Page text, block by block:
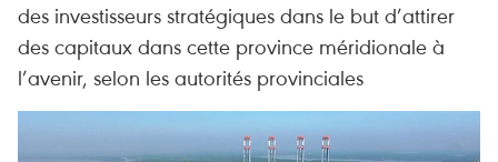
des investisseurs stratégiques dans le but d’attirer
des capitaux dans cette province méridionale à
l’avenir, selon les autorités provinciales